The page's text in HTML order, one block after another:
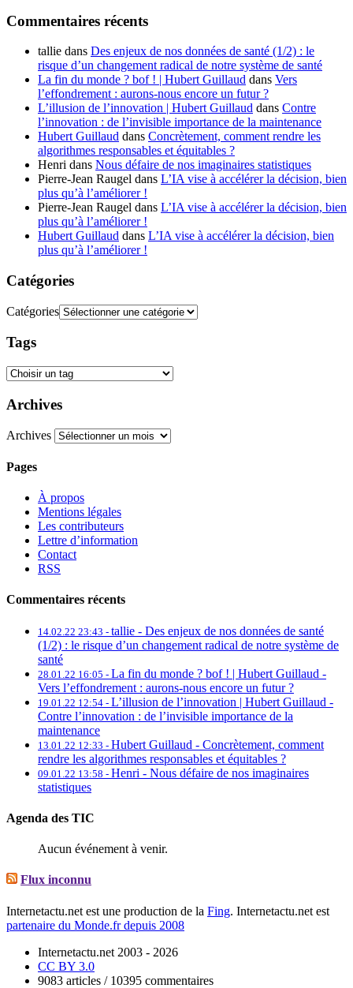
Commentaires récents
tallie dans Des enjeux de nos données de santé (1/2) : le
risque d’un changement radical de notre système de santé
La fin du monde ? bof ! | Hubert Guillaud dans Vers
l’effondrement : aurons-nous encore un futur ?
L’illusion de l’innovation | Hubert Guillaud dans Contre
l’innovation : de l’invisible importance de la maintenance
Hubert Guillaud dans Concrètement, comment rendre les
algorithmes responsables et équitables ?
Henri dans Nous défaire de nos imaginaires statistiques
Pierre-Jean Raugel dans L’IA vise à accélérer la décision, bien
plus qu’à l’améliorer !
Pierre-Jean Raugel dans L’IA vise à accélérer la décision, bien
plus qu’à l’améliorer !
Hubert Guillaud dans L’IA vise à accélérer la décision, bien
plus qu’à l’améliorer !
Catégories
Catégories
Tags
Archives
Archives
Pages
À propos
Mentions légales
Les contributeurs
Lettre d’information
Contact
RSS
Commentaires récents
14.02.22 23:43 - tallie - Des enjeux de nos données de santé
(1/2) : le risque d’un changement radical de notre système de
santé
28.01.22 16:05 - La fin du monde ? bof ! | Hubert Guillaud -
Vers l’effondrement : aurons-nous encore un futur ?
19.01.22 12:54 - L’illusion de l’innovation | Hubert Guillaud -
Contre l’innovation : de l’invisible importance de la
maintenance
13.01.22 12:33 - Hubert Guillaud - Concrètement, comment
rendre les algorithmes responsables et équitables ?
09.01.22 13:58 - Henri - Nous défaire de nos imaginaires
statistiques
Agenda des TIC
Aucun événement à venir.
Flux inconnu
Internetactu.net est une production de la Fing. Internetactu.net est
partenaire du Monde.fr depuis 2008
Internetactu.net 2003 - 2026
CC BY 3.0
9083 articles / 10395 commentaires